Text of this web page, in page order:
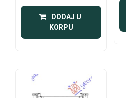
DODAJ U
KORPU